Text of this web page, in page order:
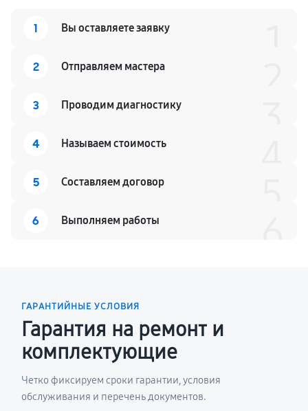
1 Вы оставляете заявку
2 Отправляем мастера
3 Проводим диагностику
4 Называем стоимость
5 Составляем договор
6 Выполняем работы
ГАРАНТИЙНЫЕ УСЛОВИЯ
Гарантия на ремонт и
комплектующие
Четко фиксируем сроки гарантии, условия
обслуживания и перечень документов.